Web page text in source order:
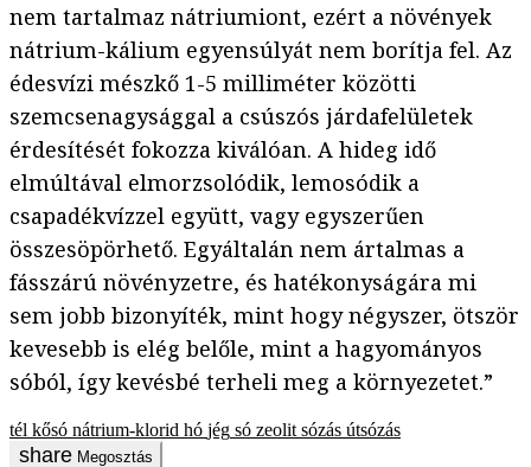
nem tartalmaz nátriumiont, ezért a növények
nátrium-kálium egyensúlyát nem borítja fel. Az
édesvízi mészkő 1-5 milliméter közötti
szemcsenagysággal a csúszós járdafelületek
érdesítését fokozza kiválóan. A hideg idő
elmúltával elmorzsolódik, lemosódik a
csapadékvízzel együtt, vagy egyszerűen
összesöpörhető. Egyáltalán nem ártalmas a
fásszárú növényzetre, és hatékonyságára mi
sem jobb bizonyíték, mint hogy négyszer, ötször
kevesebb is elég belőle, mint a hagyományos
sóból, így kevésbé terheli meg a környezetet.”
tél kősó nátrium-klorid hó jég só zeolit sózás útsózás
Megosztás